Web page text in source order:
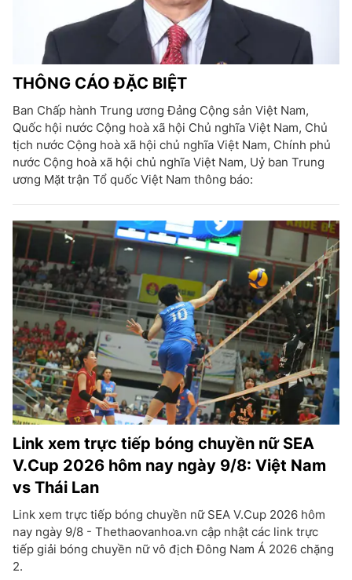
THÔNG CÁO ĐẶC BIỆT
Ban Chấp hành Trung ương Đảng Cộng sản Việt Nam,
Quốc hội nước Cộng hoà xã hội Chủ nghĩa Việt Nam, Chủ
tịch nước Cộng hoà xã hội chủ nghĩa Việt Nam, Chính phủ
nước Cộng hoà xã hội chủ nghĩa Việt Nam, Uỷ ban Trung
ương Mặt trận Tổ quốc Việt Nam thông báo:
Link xem trực tiếp bóng chuyền nữ SEA
V.Cup 2026 hôm nay ngày 9/8: Việt Nam
vs Thái Lan
Link xem trực tiếp bóng chuyền nữ SEA V.Cup 2026 hôm
nay ngày 9/8 - Thethaovanhoa.vn cập nhật các link trực
tiếp giải bóng chuyền nữ vô địch Đông Nam Á 2026 chặng
2.